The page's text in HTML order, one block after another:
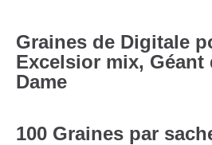
Graines de Digitale
Excelsior mix, Géant
Dame
100 Graines par